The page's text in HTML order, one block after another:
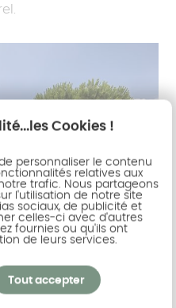
Cookies !
personnaliser le contenu
relatives aux
trafic. Nous partageons
l'utilisation de notre site
sociaux, de publicité et
celles-ci avec d'autres
fournies ou qu'ils ont
de leurs services.
Tout accepter